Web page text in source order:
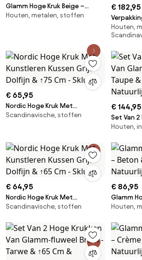
Glamm Hoge Kruk Beige –
Crème & ↑75 Cm & Natuurlijk
Houten, metalen, stoffen
€ 182,95
Krukken
&
Houten,
€ 65,95
Nordic Hoge Kruk Met
Kunstleren Kussen Grijs - Dolfijn
Scandinavische, stoffen
€ 144,95
Set Van 2
Glamm-
Sklum
Houten,
€ 64,95
Nordic Hoge Kruk Met
Kunstleren Kussen Grijs - Dolfijn
Scandinavische, stoffen
€ 86,95
Glamm
& ↑65
Houten,